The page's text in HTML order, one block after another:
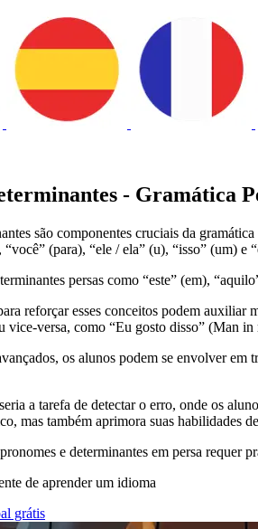
- Gramática
são componentes cruciais da
(para), “ele / ela” (u), “isso” (um)
persas como “este” (em),
reforçar esses conceitos podem auxiliar
vice-versa, como “Eu gosto disso” (Man
os alunos podem se envolver em
a tarefa de detectar o erro, onde os
mas também aprimora suas habilidades
e determinantes em persa requer
de aprender um idioma
grátis